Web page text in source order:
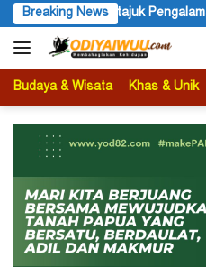
Langsung
ke
konten
Breaking News
Sumber Pengetahuan
Budaya & Wisata Khas & Unik